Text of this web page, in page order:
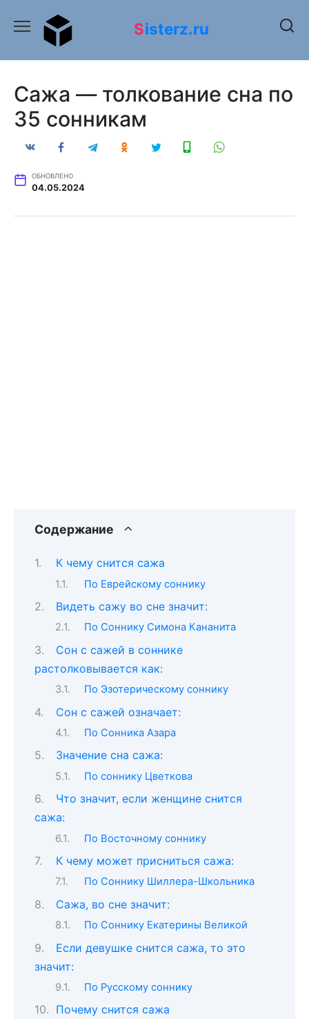
содержанию
Sisterz.ru
Сажа — толкование сна по
35 сонникам
ОБНОВЛЕНО
04.05.2024
Содержание
К чему снится сажа
По Еврейскому соннику
Видеть сажу во сне значит:
По Соннику Симона Кананита
Сон c сажей в соннике
растолковывается как:
По Эзотерическому соннику
Сон с сажей означает:
По Сонника Азара
Значение сна сажа:
По соннику Цветкова
Что значит, если женщине снится
сажа:
По Восточному соннику
К чему может присниться сажа:
По Соннику Шиллера-Школьника
Сажа, во сне значит:
По Соннику Екатерины Великой
Если девушке снится сажа, то это
значит:
По Русскому соннику
Почему снится сажа